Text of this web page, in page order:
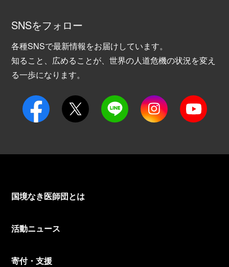
SNSをフォロー
各種SNSで最新情報をお届けしています。
知ること、広めることが、世界の人道危機の状況を変え
る一歩になります。
国境なき医師団とは
活動ニュース
寄付・支援